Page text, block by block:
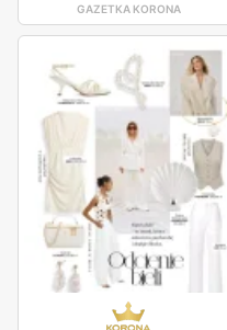
GAZETKA KORONA